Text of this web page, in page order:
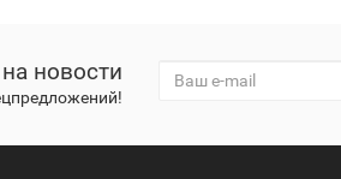
новости